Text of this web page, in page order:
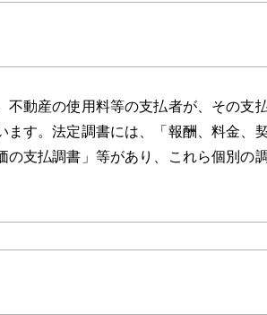
動産の使用料等の支払者が、その支
す。法定調書には、「報酬、料金、
支払調書」等があり、これら個別の